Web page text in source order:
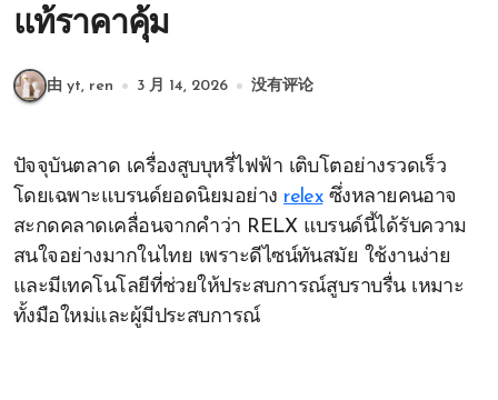
แท้ราคาคุ้ม
由 yt, ren 3 月 14, 2026 没有评论
ปัจจุบันตลาด เครื่องสูบบุหรี่ไฟฟ้า เติบโตอย่างรวดเร็ว
โดยเฉพาะแบรนด์ยอดนิยมอย่าง relexซึ่งหลายคนอาจ
สะกดคลาดเคลื่อนจากคำว่า RELX แบรนด์นี้ได้รับความ
สนใจอย่างมากในไทย เพราะดีไซน์ทันสมัย ใช้งานง่าย
และมีเทคโนโลยีที่ช่วยให้ประสบการณ์สูบราบรื่น เหมาะ
ทั้งมือใหม่และผู้มีประสบการณ์